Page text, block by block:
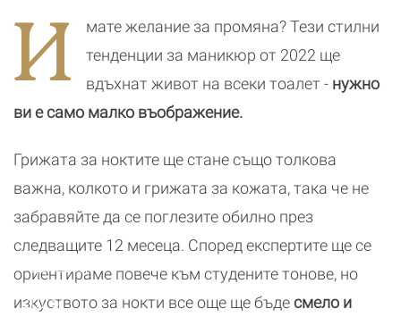
И
мате желание за промяна? Тези стилни
тенденции за маникюр от 2022 ще
вдъхнат живот на всеки тоалет - нужно
ви е само малко въображение.
Грижата за ноктите ще стане също толкова
важна, колкото и грижата за кожата, така че не
забравяйте да се поглезите обилно през
следващите 12 месеца. Според експертите ще се
ориентираме повече към студените тонове, но
изкуството за нокти все още ще бъдесмело и
Годишен
хороскоп
2026: